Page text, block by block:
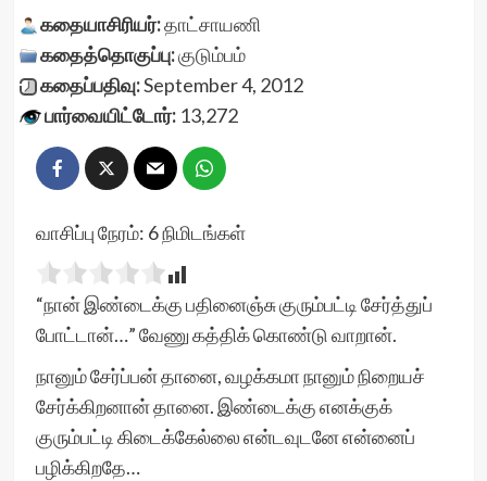
கதையாசிரியர்:தாட்சாயணி
கதைத்தொகுப்பு:குடும்பம்
கதைப்பதிவு:September 4, 2012
பார்வையிட்டோர்:13,272
வாசிப்பு நேரம்: 6நிமிடங்கள்
“நான் இண்டைக்கு பதினைஞ்சு குரும்பட்டி சேர்த்துப்
போட்டான்…” வேணு கத்திக் கொண்டு வாறான்.
நானும் சேர்ப்பன் தானை, வழக்கமா நானும் நிறையச்
சேர்க்கிறனான் தானை. இண்டைக்கு எனக்குக்
குரும்பட்டி கிடைக்கேல்லை என்டவுடனே என்னைப்
பழிக்கிறதே…